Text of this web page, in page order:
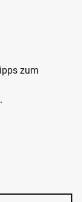
zum